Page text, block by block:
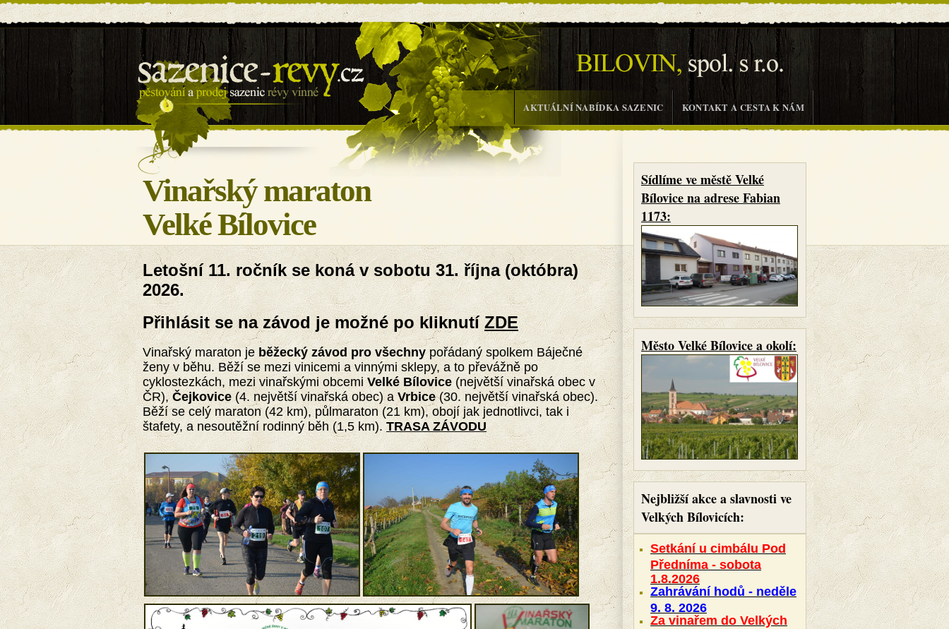
AKTUÁLNÍ NABÍDKA SAZENIC KONTAKT A CESTA K NÁM
Sazenice révy - BILOVIN s.r.o.
Vinařský maraton
Velké Bílovice
Letošní 11. ročník se koná v sobotu 31. října (októbra)
2026.
Přihlásit se na závod je možné po kliknutí ZDE
Vinařský maraton je běžecký závod pro všechnypořádaný spolkem Báječné
ženy v běhu. Běží se mezi vinicemi a vinnými sklepy, a to převážně po
cyklostezkách, mezi vinařskými obcemiVelké Bílovice (největší vinařská obec v
ČR),Čejkovice (4. největší vinařská obec) aVrbice(30. největší vinařská obec).
Běží se celý maraton (42 km), půlmaraton (21 km), obojí jak jednotlivci, tak i
štafety, a nesoutěžní rodinný běh (1,5 km). TRASA ZÁVODU
Sídlíme ve městě Velké
Bílovice na adrese Fabian
1173:
Město Velké Bílovice a okolí:
Nejbližší akce a slavnosti ve
Velkých Bílovicích:
Setkání u cimbálu Pod
Předníma - sobota
1.8.2026
Zahrávání hodů - neděle
9. 8. 2026
Za vinařem do Velkých